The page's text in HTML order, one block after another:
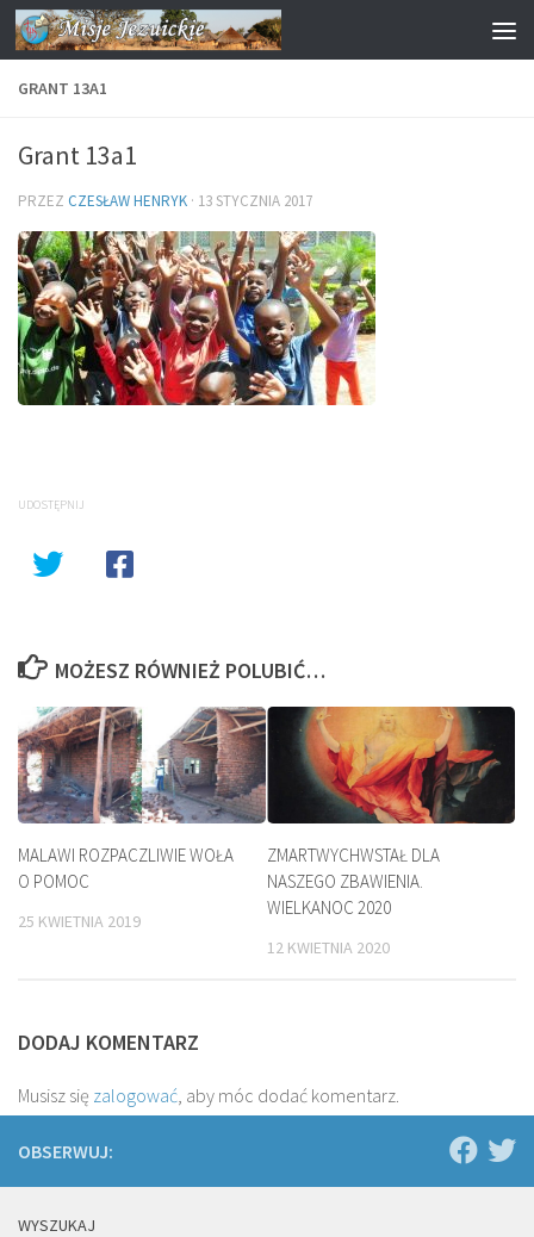
Przejdź do treści
GRANT 13A1
Grant 13a1
PRZEZ CZESŁAW HENRYK · 13 STYCZNIA 2017
UDOSTĘPNIJ
MOŻESZ RÓWNIEŻ POLUBIĆ…
MALAWI ROZPACZLIWIE WOŁA
O POMOC
25 KWIETNIA 2019
ZMARTWYCHWSTAŁ DLA
NASZEGO ZBAWIENIA.
WIELKANOC 2020
12 KWIETNIA 2020
DODAJ KOMENTARZ
Musisz się zalogować, aby móc dodać komentarz.
OBSERWUJ:
WYSZUKAJ